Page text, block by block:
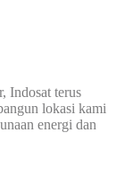
Indosat terus
lokasi kami
energi dan